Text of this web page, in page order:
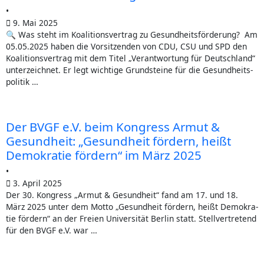
•
9. Mai 2025
🔍 Was steht im Koali­ti­ons­ver­trag zu Gesundheitsförderung? Am
05.05.2025 haben die Vor­sit­zen­den von CDU, CSU und SPD den
Koali­ti­ons­ver­trag mit dem Titel „Ver­ant­wor­tung für Deutsch­land“
unter­zeich­net. Er legt wich­ti­ge Grund­stei­ne für die Gesund­heits­
po­li­tik …
Der BVGF e.V. beim Kon­gress Armut &
Gesund­heit: „Gesund­heit för­dern, heißt
Demo­kra­tie för­dern“ im März 2025
•
3. April 2025
Der 30. Kon­gress „Armut & Gesund­heit“ fand am 17. und 18.
März 2025 unter dem Mot­to „Gesund­heit för­dern, heißt Demo­kra­
tie för­dern“ an der Frei­en Uni­ver­si­tät Ber­lin statt. Stell­ver­tre­tend
für den BVGF e.V. war …